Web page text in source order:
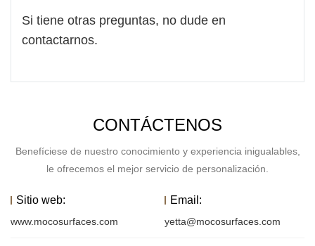
Si tiene otras preguntas, no dude en
contactarnos.
CONTÁCTENOS
Benefíciese de nuestro conocimiento y experiencia inigualables,
le ofrecemos el mejor servicio de personalización.
Sitio web:
www.mocosurfaces.com
Email:
yetta@mocosurfaces.com